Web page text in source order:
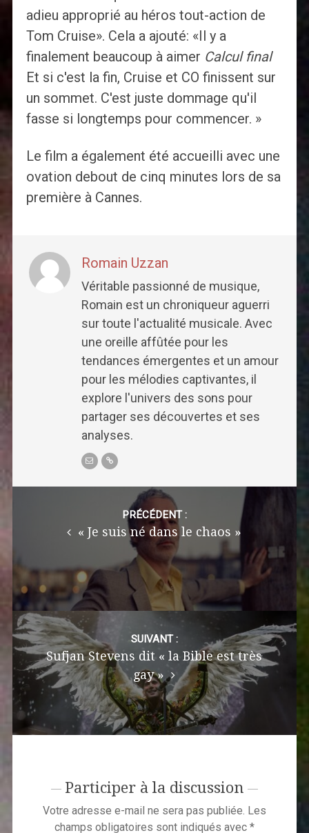
adieu approprié au héros tout-action de
Tom Cruise». Cela a ajouté: «Il y a
finalement beaucoup à aimer Calcul final
Et si c'est la fin, Cruise et CO finissent sur
un sommet. C'est juste dommage qu'il
fasse si longtemps pour commencer. »
Le film a également été accueilli avec une
ovation debout de cinq minutes lors de sa
première à Cannes.
Romain Uzzan
Véritable passionné de musique,
Romain est un chroniqueur aguerri
sur toute l'actualité musicale. Avec
une oreille affûtée pour les
tendances émergentes et un amour
pour les mélodies captivantes, il
explore l'univers des sons pour
partager ses découvertes et ses
analyses.
PRÉCÉDENT :
« Je suis né dans le chaos »
SUIVANT :
Sufjan Stevens dit « la Bible est très
gay »
Participer à la discussion
Votre adresse e-mail ne sera pas publiée. Les
champs obligatoires sont indiqués avec *